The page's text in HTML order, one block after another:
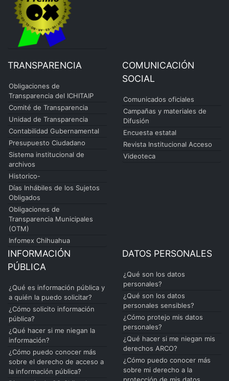
TRANSPARENCIA
Obligaciones de
Transparencia del ICHITAIP
Comité de Transparencia
Unidad de Transparencia
Contabilidad Gubernamental
Presupuesto Ciudadano
Sistema institucional de
archivos
Historico-
Días Inhábiles de los Sujetos
Obligados
Obligaciones de
Transparencia Municipales
(OTM)
Infomex Chihuahua
COMUNICACIÓN
SOCIAL
Comunicados oficiales
Campañas y materiales de
Difusión
Encuesta estatal
Revista Institucional Acceso
Videoteca
INFORMACIÓN
PÚBLICA
¿Qué es información pública y
a quién la puedo solicitar?
¿Cómo solicito información
pública?
¿Qué hacer si me niegan la
información?
¿Cómo puedo conocer más
sobre el derecho de acceso a
la información pública?
DATOS PERSONALES
¿Qué son los datos
personales?
¿Qué son los datos
personales sensibles?
¿Cómo protejo mis datos
personales?
¿Qué hacer si me niegan mis
derechos ARCO?
¿Cómo puedo conocer más
sobre mi derecho a la